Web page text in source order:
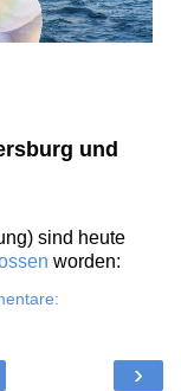
und
sind heute
worden:
›